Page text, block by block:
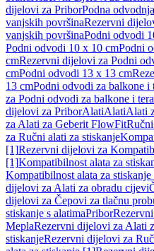
dijelovi za PriborPodna odvodnja
vanjskih površinaRezervni
vanjskih površinaPodni odvodi
Podni odvodi 10 x 10 cmPodni
cmRezervni dijelovi za Podni
cmPodni odvodi 13 x 13 cm
13 cmPodni odvodi za balkone i
za Podni odvodi za balkone i
dijelovi za PriborAlatiAlatiAlati
za Alati za Geberit FlowFit
za Ručni alati za stiskanje
[1]Rezervni dijelovi za
[1]Kompatibilnost alata za
Kompatibilnost alata za
dijelovi za Alati za obradu cijevi
dijelovi za Čepovi za tlačnu
stiskanje s alatimaPribor
MeplaRezervni dijelovi za Alati
stiskanjeRezervni dijelovi za